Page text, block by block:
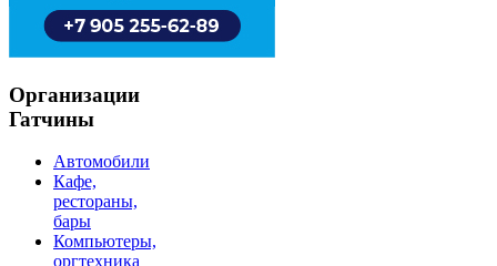
Организации
Гатчины
Автомобили
Кафе,
рестораны,
бары
Компьютеры,
оргтехника